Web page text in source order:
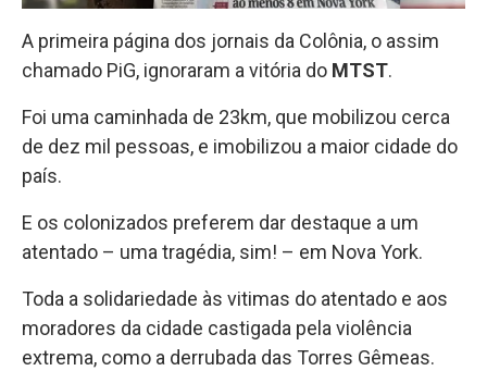
A primeira página dos jornais da Colônia, o assim
chamado PiG, ignoraram a vitória do MTST.
Foi uma caminhada de 23km, que mobilizou cerca
de dez mil pessoas, e imobilizou a maior cidade do
país.
E os colonizados preferem dar destaque a um
atentado – uma tragédia, sim! – em Nova York.
Toda a solidariedade às vitimas do atentado e aos
moradores da cidade castigada pela violência
extrema, como a derrubada das Torres Gêmeas.